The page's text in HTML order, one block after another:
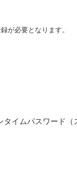
が必要となります。
イムパスワード（